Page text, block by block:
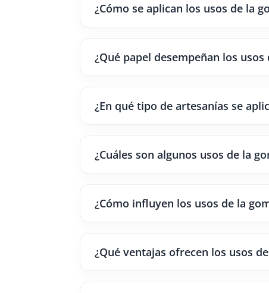
¿Cómo se aplican los usos de la
¿Qué papel desempeñan los
¿En qué tipo de artesanías se
¿Cuáles son algunos usos de la
¿Cómo influyen los usos de la
¿Qué ventajas ofrecen los usos